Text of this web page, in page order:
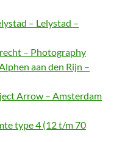
– Lelystad –
– Photography
aan den Rijn –
Arrow – Amsterdam
type 4 (12 t/m 70